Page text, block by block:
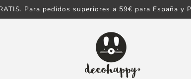
Para pedidos superiores a 59€ para España y